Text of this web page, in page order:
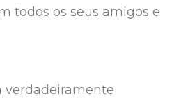
todos os seus amigos e
verdadeiramente